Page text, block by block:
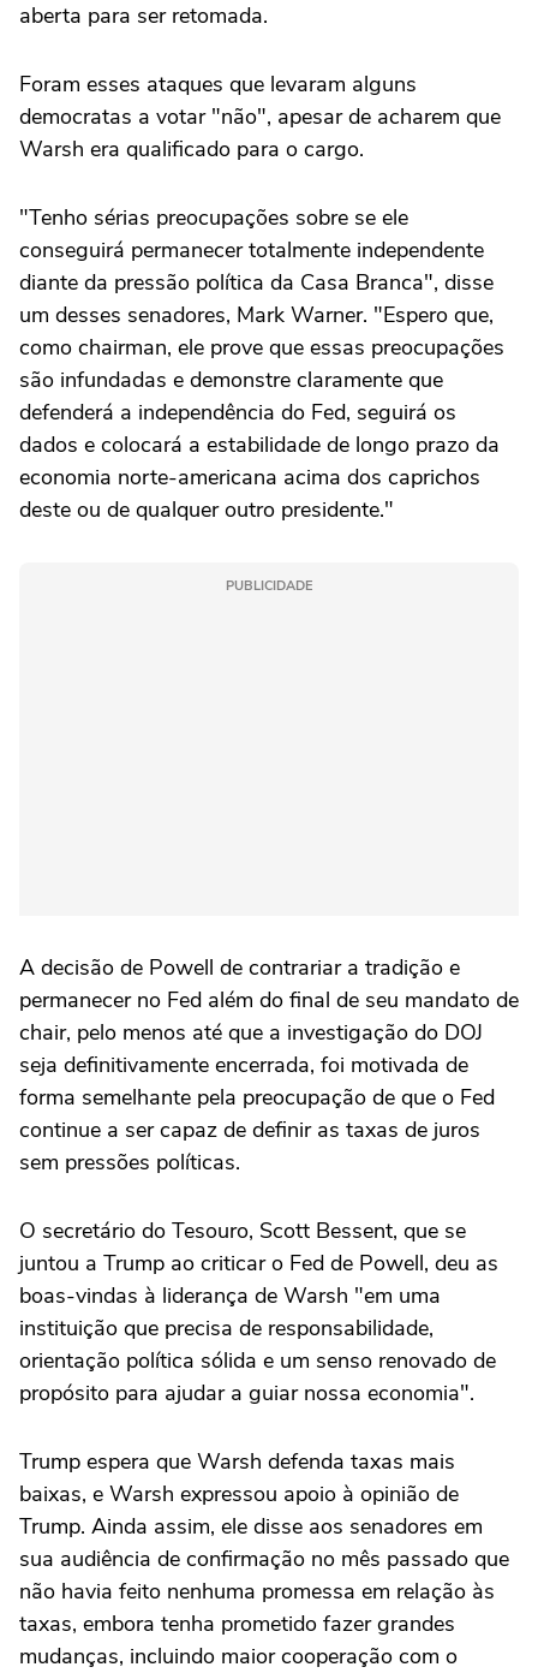
aberta para ser retomada.
Foram esses ataques que levaram alguns
democratas a votar "não", apesar de acharem que
Warsh era qualificado para o cargo.
"Tenho sérias preocupações sobre se ele
conseguirá permanecer totalmente independente
diante da pressão política da Casa Branca", disse
um desses senadores, ⁠Mark Warner. "Espero que,
como chairman, ele prove que essas preocupações
são infundadas e demonstre claramente que
defenderá a independência do Fed, seguirá os
dados e colocará a estabilidade de longo prazo da
economia norte-americana acima dos caprichos
deste ou de qualquer outro presidente."
PUBLICIDADE
A decisão de Powell de contrariar a tradição e
permanecer no Fed além do final de seu mandato de
chair, pelo menos até que a investigação do DOJ
seja definitivamente encerrada, foi motivada de
forma semelhante pela preocupação de que o Fed
continue a ser capaz de definir as taxas de juros
sem pressões políticas.
O secretário do Tesouro, Scott Bessent, que se
juntou a Trump ao criticar o Fed de Powell, deu as
boas-vindas à liderança de Warsh "em uma
instituição que precisa de responsabilidade,
orientação política sólida e um senso renovado de
propósito para ajudar a guiar nossa economia".
Trump espera que Warsh defenda taxas mais
baixas, e Warsh expressou apoio à opinião de
Trump. Ainda assim, ele disse aos senadores em
sua audiência de confirmação no mês passado que
não havia feito nenhuma promessa em relação às
taxas, embora tenha prometido fazer grandes
mudanças, incluindo maior cooperação com o